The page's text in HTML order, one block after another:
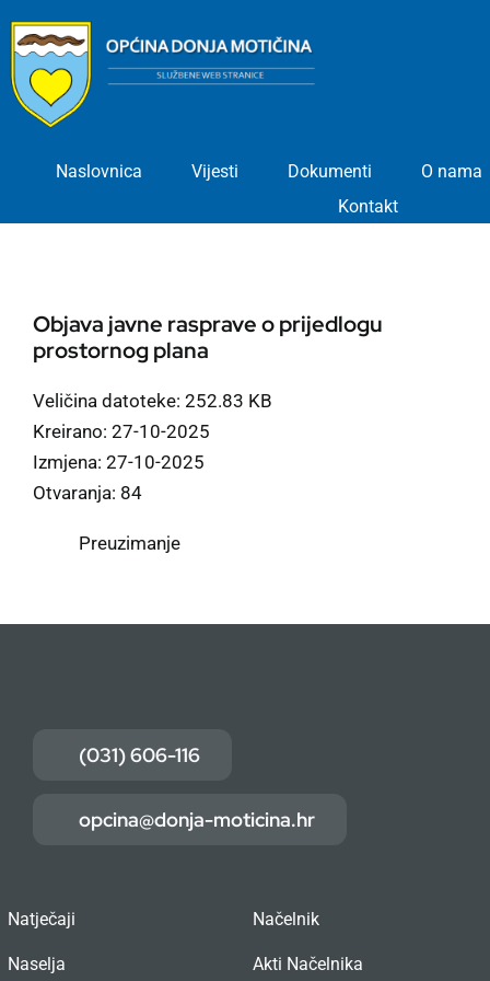
content
Naslovnica Vijesti Dokumenti
O nama
Kontakt
Objava javne rasprave o prijedlogu
prostornog plana
Veličina datoteke: 252.83 KB
Kreirano: 27-10-2025
Izmjena: 27-10-2025
Otvaranja: 84
Preuzimanje
(031) 606-116
opcina@donja-moticina.hr
Natječaji
Naselja
Načelnik
Akti Načelnika